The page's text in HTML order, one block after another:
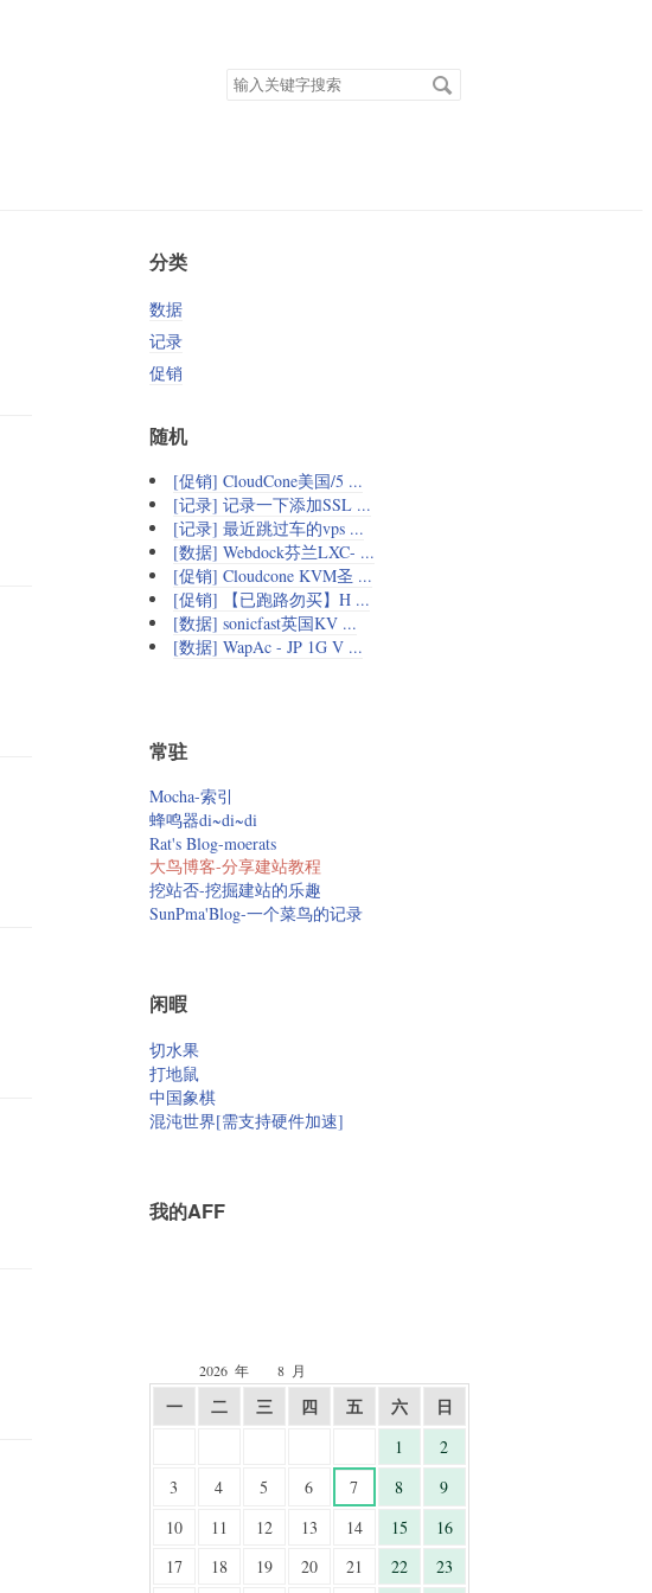
搜
分类
数据
记录
促销
随机
[促销] CloudCone美国/5 ...
[记录] 记录一下添加SSL ...
[记录] 最近跳过车的vps ...
[数据] Webdock芬兰LXC- ...
[促销] Cloudcone KVM圣 ...
[促销] 【已跑路勿买】H ...
[数据] sonicfast英国KV ...
[数据] WapAc - JP 1G V ...
常驻
Mocha-索引
蜂鸣器di~di~di
Rat's Blog-moerats
大鸟博客-分享建站教程
挖站否-挖掘建站的乐趣
SunPma'Blog-一个菜鸟的记录
闲暇
切水果
打地鼠
中国象棋
混沌世界[需支持硬件加速]
我的AFF
2026 年 8 月
一 二 三 四 五 六 日
1
2
3
4 5 6 7 8
9
10
11 12 13 14 15
16
17
18 19 20 21 22 23